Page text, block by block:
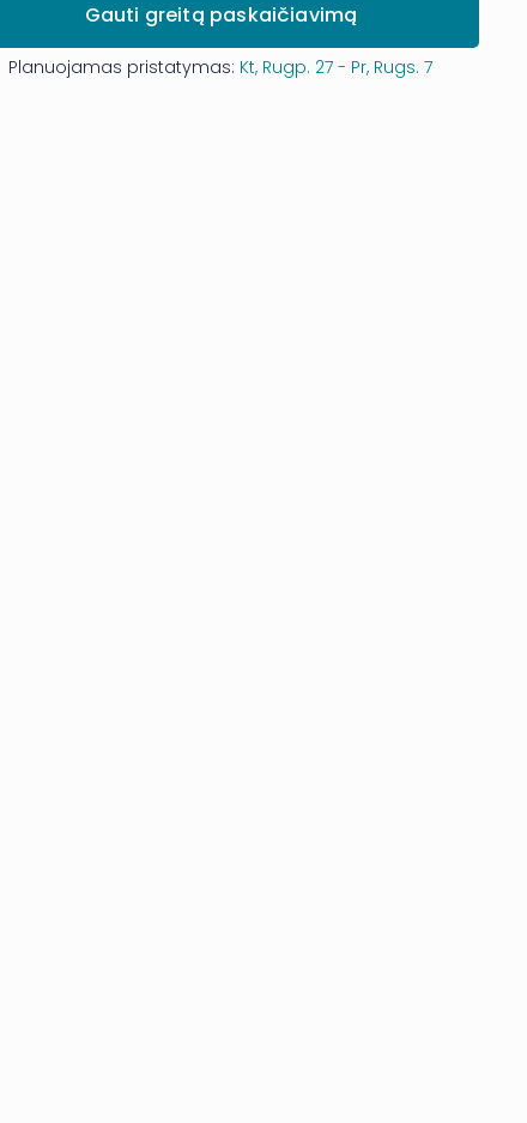
Gauti greitą paskaičiavimą
Planuojamas pristatymas: Kt, Rugp. 27 - Pr, Rugs. 7